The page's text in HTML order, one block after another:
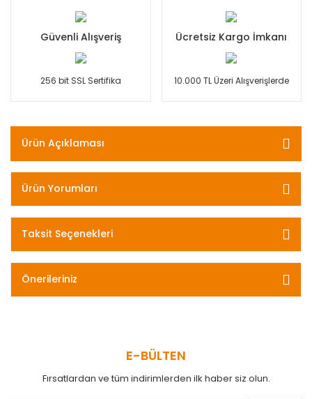
Güvenli Alışveriş
256 bit SSL Sertifika
Ücretsiz Kargo İmkanı
10.000 TL Üzeri Alışverişlerde
Ürün Açıklaması
Ürün Yorumları
Taksit Seçenekleri
Önerileriniz
E-BÜLTEN
Fırsatlardan ve tüm indirimlerden ilk haber siz olun.